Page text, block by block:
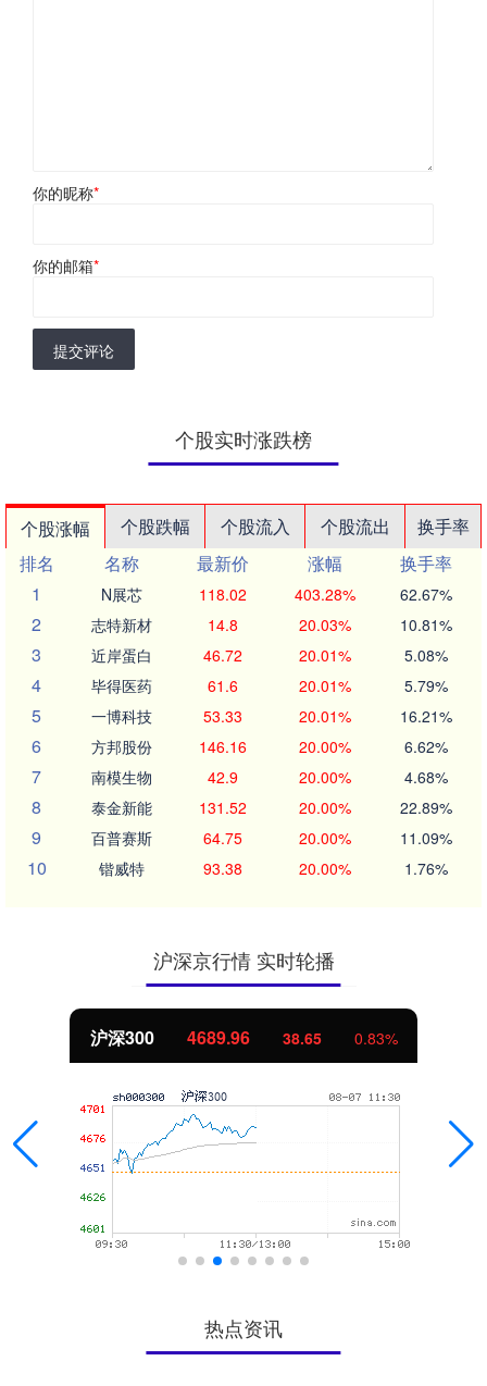
你的昵称*
你的邮箱*
提交评论
个股实时涨跌榜
个股涨幅 个股跌幅 个股流入 个股流出
换手率
排名
名称 最新价 涨幅
换手率
1
N展芯 118.02 403.28% 62.67%
2 志特新材 14.8 20.03% 10.81%
3 近岸蛋白 46.72 20.01% 5.08%
4 毕得医药 61.6 20.01% 5.79%
5 一博科技 53.33 20.01% 16.21%
6 方邦股份 146.16 20.00% 6.62%
7 南模生物 42.9 20.00% 4.68%
8 泰金新能 131.52 20.00% 22.89%
9 百普赛斯 64.75 20.00% 11.09%
10 锴威特 93.38 20.00% 1.76%
沪深京行情 实时轮播
沪深300 4689.96 38.65 0.83%
热点资讯